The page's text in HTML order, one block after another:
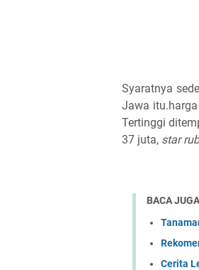
Syaratnya
Jawa
Tertinggi
37 juta, star
BACA JUGA
Cerita